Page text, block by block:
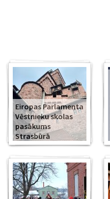
Eiropas Parlamenta
Vēstnieku skolas
pasākums
Strasbūrā